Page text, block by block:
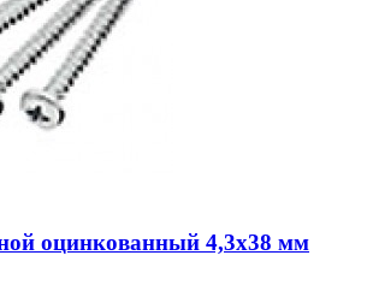
оцинкованный 4,3x38 мм